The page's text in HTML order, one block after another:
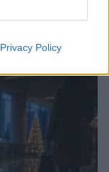
Privacy Policy